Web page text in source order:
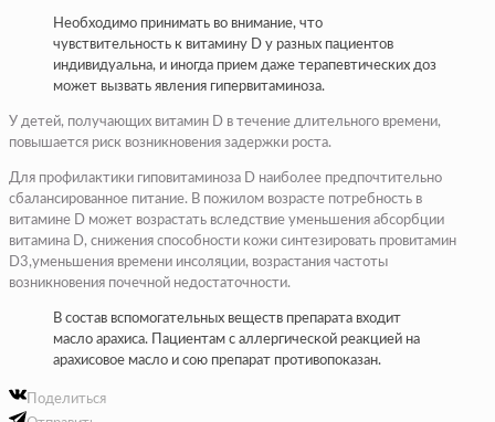
Необходимо принимать во внимание, что
чувствительность к витамину D у разных пациентов
индивидуальна, и иногда прием даже терапевтических доз
может вызвать явления гипервитаминоза.
У детей, получающих витамин D в течение длительного времени,
повышается риск возникновения задержки роста.
Для профилактики гиповитаминоза D наиболее предпочтительно
сбалансированное питание. В пожилом возрасте потребность в
витамине D может возрастать вследствие уменьшения абсорбции
витамина D, снижения способности кожи синтезировать провитамин
D3,уменьшения времени инсоляции, возрастания частоты
возникновения почечной недостаточности.
В состав вспомогательных веществ препарата входит
масло арахиса. Пациентам с аллергической реакцией на
арахисовое масло и сою препарат противопоказан.
Поделиться